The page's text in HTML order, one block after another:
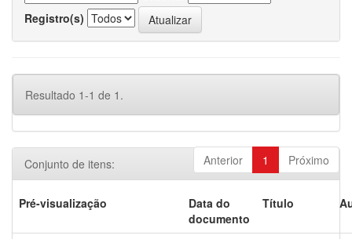
Registro(s)
Resultado 1-1 de 1.
Anterior 1 Próximo
Conjunto de itens:
Pré-visualização
Data do
documento
Título